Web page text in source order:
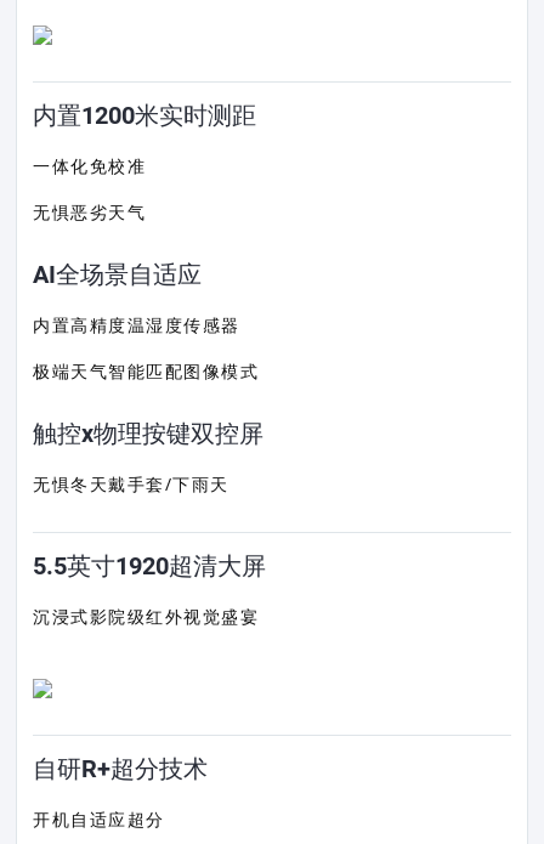
内置1200米实时测距
一体化免校准
无惧恶劣天气
AI全场景自适应
内置高精度温湿度传感器
极端天气智能匹配图像模式
触控x物理按键双控屏
无惧冬天戴手套/下雨天
5.5英寸1920超清大屏
沉浸式影院级红外视觉盛宴
自研R+超分技术
开机自适应超分